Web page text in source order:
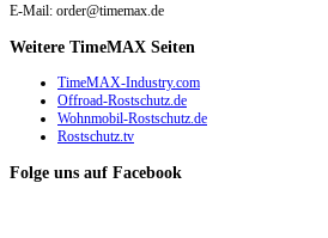
E-Mail: order@timemax.de
Weitere TimeMAX Seiten
TimeMAX-Industry.com
Offroad-Rostschutz.de
Wohnmobil-Rostschutz.de
Rostschutz.tv
Folge uns auf Facebook